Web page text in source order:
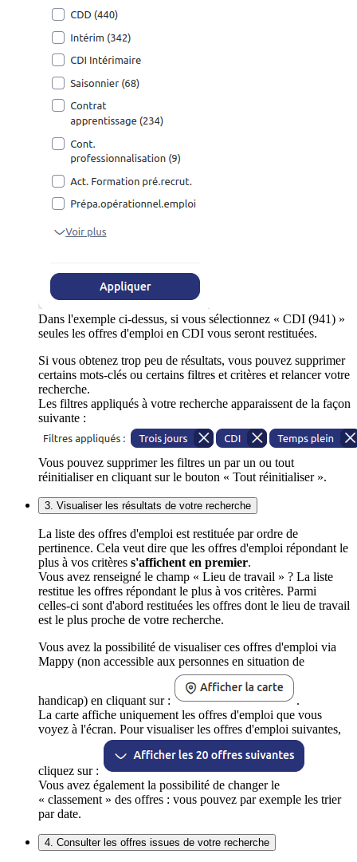
Dans l'exemple ci-dessus, si vous sélectionnez « CDI (941) »
seules les offres d'emploi en CDI vous seront restituées.
Si vous obtenez trop peu de résultats, vous pouvez supprimer
certains mots-clés ou certains filtres et critères et relancer votre
recherche.
Les filtres appliqués à votre recherche apparaissent de la façon
suivante :
Vous pouvez supprimer les filtres un par un ou tout
réinitialiser en cliquant sur le bouton « Tout réinitialiser ».
3. Visualiser les résultats de votre recherche
La liste des offres d'emploi est restituée par ordre de
pertinence. Cela veut dire que les offres d'emploi répondant le
plus à vos critères s'affichent en premier.
Vous avez renseigné le champ « Lieu de travail » ? La liste
restitue les offres répondant le plus à vos critères. Parmi
celles-ci sont d'abord restituées les offres dont le lieu de travail
est le plus proche de votre recherche.
Vous avez la possibilité de visualiser ces offres d'emploi via
Mappy (non accessible aux personnes en situation de
handicap) en cliquant sur :
.
La carte affiche uniquement les offres d'emploi que vous
voyez à l'écran. Pour visualiser les offres d'emploi suivantes,
cliquez sur :
Vous avez également la possibilité de changer le
« classement » des offres : vous pouvez par exemple les trier
par date.
4. Consulter les offres issues de votre recherche